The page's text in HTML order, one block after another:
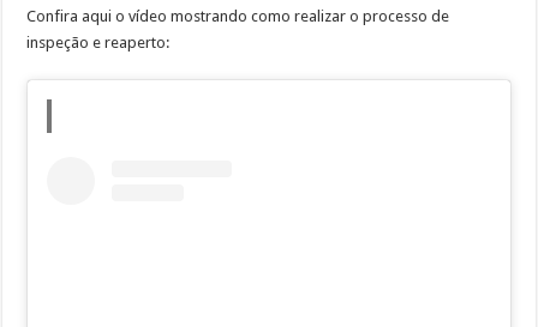
Confira aqui o vídeo mostrando como realizar o processo de
inspeção e reaperto: